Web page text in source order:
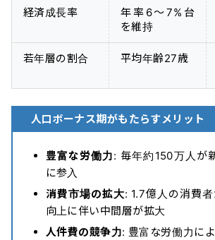
経済成長率
年率6〜7%台
を維持
若年層の割合 平均年齢27歳
人口ボーナス期がもたらすメリット
豊富な労働力: 毎年約150万人が
に参入
消費市場の拡大: 1.7億人の消費
向上に伴い中間層が拡大
人件費の競争力: 豊富な労働力に